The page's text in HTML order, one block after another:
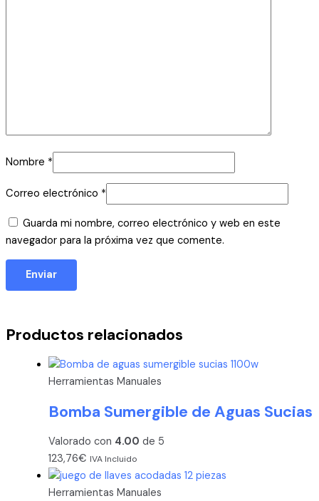
Nombre *
Correo electrónico *
Guarda mi nombre, correo electrónico y web en este
navegador para la próxima vez que comente.
Productos relacionados
Herramientas Manuales
Bomba Sumergible de Aguas Sucias
Valorado con 4.00 de 5
123,76€ IVA Incluido
Herramientas Manuales